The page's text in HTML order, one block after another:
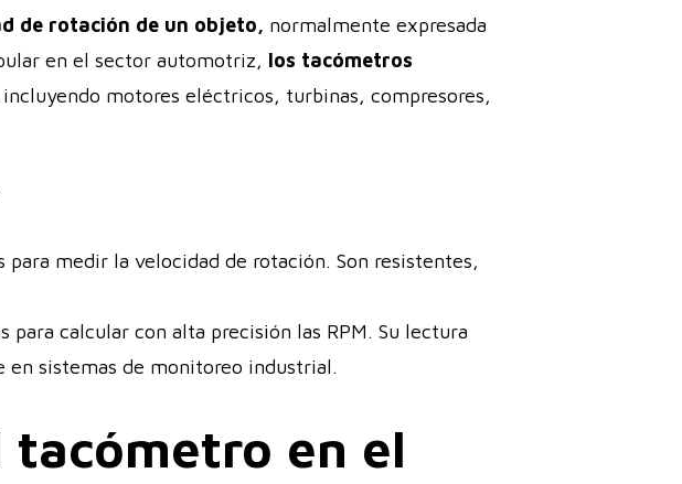
de rotación de un objeto, normalmente expresada
en el sector automotriz, los tacómetros
incluyendo motores eléctricos, turbinas, compresores,
medir la velocidad de rotación. Son resistentes,
calcular con alta precisión las RPM. Su lectura
sistemas de monitoreo industrial.
tacómetro en el